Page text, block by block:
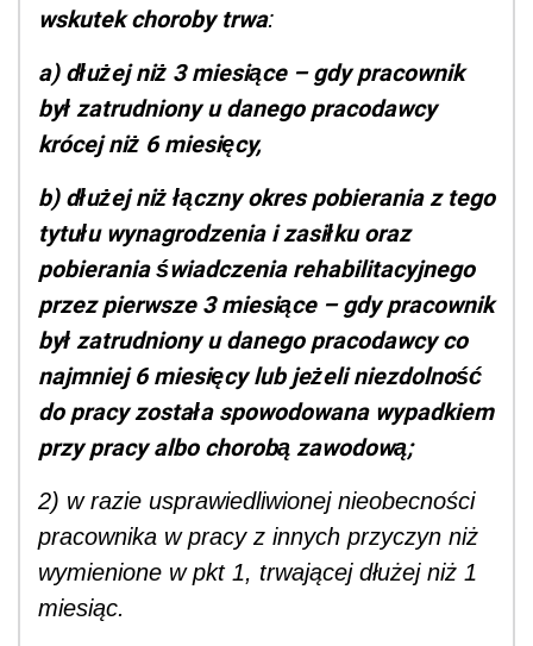
wskutek choroby trwa:
a) dłużej niż 3 miesiące – gdy pracownik
był zatrudniony u danego pracodawcy
krócej niż 6 miesięcy,
b) dłużej niż łączny okres pobierania z tego
tytułu wynagrodzenia i zasiłku oraz
pobierania świadczenia rehabilitacyjnego
przez pierwsze 3 miesiące – gdy pracownik
był zatrudniony u danego pracodawcy co
najmniej 6 miesięcy lub jeżeli niezdolność
do pracy została spowodowana wypadkiem
przy pracy albo chorobą zawodową;
2) w razie usprawiedliwionej nieobecności
pracownika w pracy z innych przyczyn niż
wymienione w pkt 1, trwającej dłużej niż 1
miesiąc.